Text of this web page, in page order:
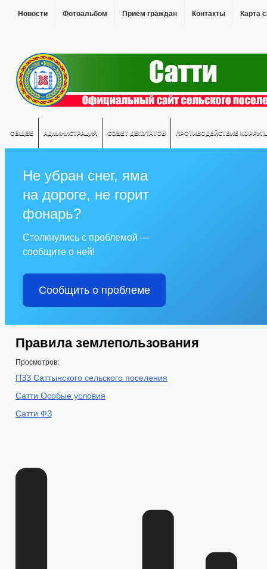
Новости Фотоальбом Прием граждан Контакты Карта
ОБЩЕЕ АДМИНИСТРАЦИЯ СОВЕТ ДЕПУТАТОВ ПРОТИВОДЕЙСТВИЕ
Не убран снег, яма
на дороге, не горит
фонарь?
Столкнулись с проблемой —
сообщите о ней!
Сообщить о проблеме
Правила землепользования
Просмотров:
ПЗЗ Саттынского сельского поселения
Сатти Особые условия
Сатти ФЗ